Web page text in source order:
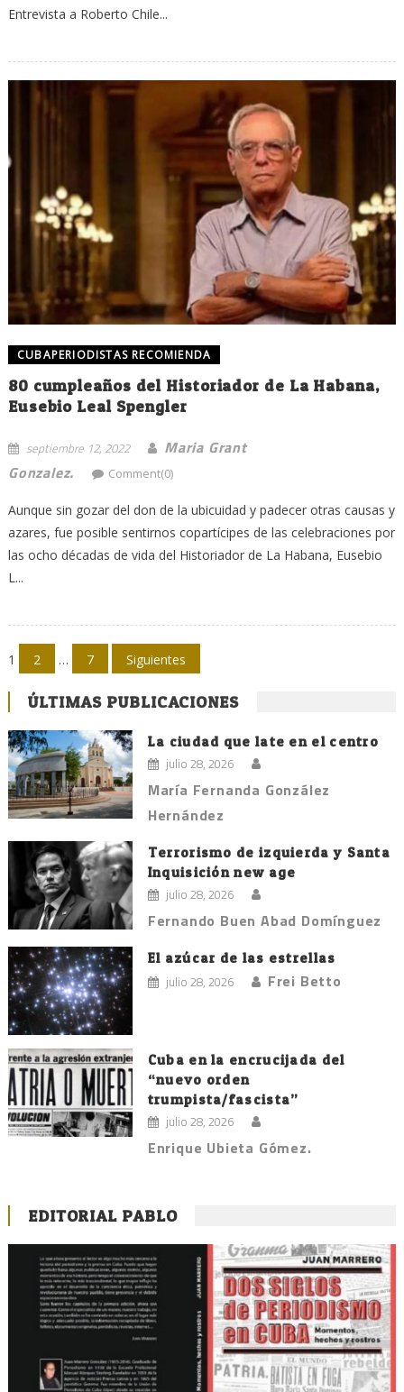
Entrevista a Roberto Chile...
CUBAPERIODISTAS RECOMIENDA
80 cumpleaños del Historiador de La Habana,
Eusebio Leal Spengler
septiembre 12, 2022
Maria Grant
Gonzalez.
Comment(0)
Aunque sin gozar del don de la ubicuidad y padecer otras causas y
azares, fue posible sentirnos copartícipes de las celebraciones por
las ocho décadas de vida del Historiador de La Habana, Eusebio
L...
Navegación
de
entradas
1 2 … 7 Siguientes
ÚLTIMAS PUBLICACIONES
La ciudad que late en el centro
julio 28, 2026
María Fernanda González
Hernández
Terrorismo de izquierda y Santa
Inquisición new age
julio 28, 2026
Fernando Buen Abad Domínguez
El azúcar de las estrellas
julio 28, 2026 Frei Betto
Cuba en la encrucijada del
“nuevo orden
trumpista/fascista”
julio 28, 2026
Enrique Ubieta Gómez.
EDITORIAL PABLO